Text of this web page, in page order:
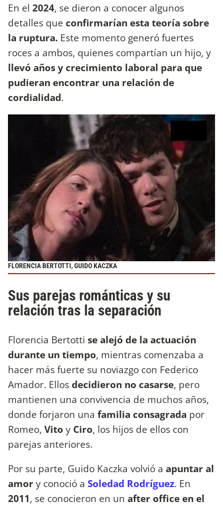
En el 2024, se dieron a conocer algunos
detalles que confirmarían esta teoría sobre
la ruptura. Este momento generó fuertes
roces a ambos, quienes compartían un hijo, y
llevó años y crecimiento laboral para que
pudieran encontrar una relación de
cordialidad.
FLORENCIA BERTOTTI, GUIDO KACZKA
Sus parejas románticas y su
relación tras la separación
Florencia Bertotti se alejó de la actuación
durante un tiempo, mientras comenzaba a
hacer más fuerte su noviazgo con Federico
Amador. Ellosdecidieron no casarse, pero
mantienen una convivencia de muchos años,
donde forjaron una familia consagrada por
Romeo, Vito y Ciro, los hijos de ellos con
parejas anteriores.
Por su parte, Guido Kaczka volvió a apuntar al
amory conoció a Soledad Rodríguez. En
2011, se conocieron en un after office en el